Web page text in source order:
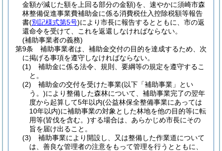
金額が減じた額を上回る部分の金額)を、速やかに須崎市森
林整備促進事業費補助金に係る消費税仕入控除税額等報告
書(別記様式第5号)により市長に報告するとともに、市の返
還命令を受けて、これを返還しなければならない。
(補助事業者の義務)
第9条
補助事業者は、補助金交付の目的を達成するため、次
に掲げる事項を遵守しなければならない。
(1)
補助金に係る法令、規則、要綱等の規定を遵守するこ
と。
(2)
補助金の交付を受けた事業(以下「補助事業」とい
う。)により整備した森林について、補助事業完了の翌年
度から起算して5年以内(公益林保全整備事業にあっては
10年以内)に補助事業の対象とした林地を他の目的等に転
用等(皆伐を含む。)する場合は、あらかじめ市長にその
旨を届け出ること。
(3)
補助事業により開設し、又は整備した作業道について
は、善良な管理者の注意をもって管理を行うとともに、